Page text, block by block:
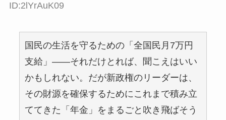
ID:2lYrAuK09
国民の生活を守るための「全国民月7万円
支給」――それだけとれば、聞こえはいい
かもしれない。だが新政権のリーダーは、
その財源を確保するためにこれまで積み立
ててきた「年金」をまるごと吹き飛ばそう